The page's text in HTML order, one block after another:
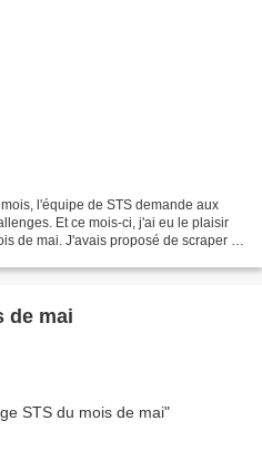
l'équipe de STS demande aux
Et ce mois-ci, j'ai eu le plaisir
de mai. J'avais proposé de scraper la
de mai